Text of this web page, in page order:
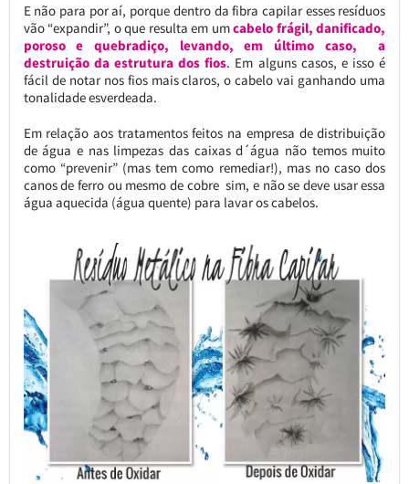
E não para por aí, porque dentro da fibra capilar esses resíduos
vão “expandir”, o que resulta em umcabelo frágil, danificado,
poroso e quebradiço, levando, em último caso, a
destruição da estrutura dos fios. Em alguns casos, e isso é
fácil de notar nos fios mais claros, o cabelo vai ganhando uma
tonalidade esverdeada.
Em relação aos tratamentos feitos na empresa de distribuição
de água e nas limpezas das caixas d´água não temos muito
como “prevenir” (mas tem como remediar!), mas no caso dos
canos de ferro ou mesmo de cobre sim, e não se deve usar essa
água aquecida (água quente) para lavar os cabelos.